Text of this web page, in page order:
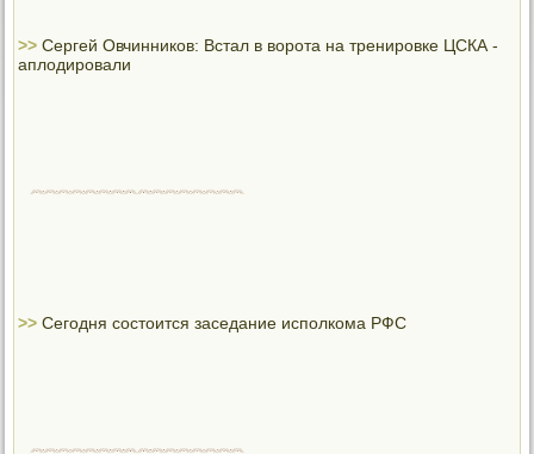
>>Сергей Овчинников: Встал в ворота на тренировке ЦСКА -
аплодировали
>>Сегодня состоится заседание исполкома РФС